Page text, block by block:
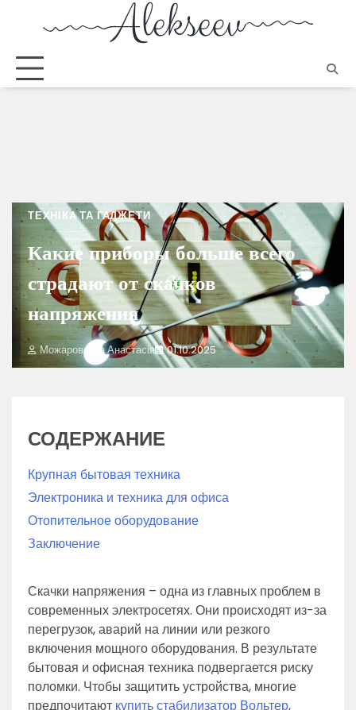
ТЕХНІКА ТА ГАДЖЕТИ
Какие приборы больше всего
страдают от скачков
напряжения
Можаровська Анастасія 01.10.2025
СОДЕРЖАНИЕ
Крупная бытовая техника
Электроника и техника для офиса
Отопительное оборудование
Заключение
Скачки напряжения – одна из главных проблем в
современных электросетях. Они происходят из-за
перегрузок, аварий на линии или резкого
включения мощного оборудования. В результате
бытовая и офисная техника подвергается риску
поломки. Чтобы защитить устройства, многие
предпочитают купить стабилизатор Вольтер,